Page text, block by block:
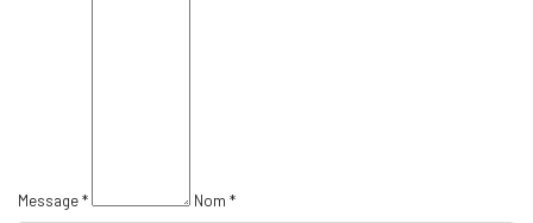
Message * Nom *